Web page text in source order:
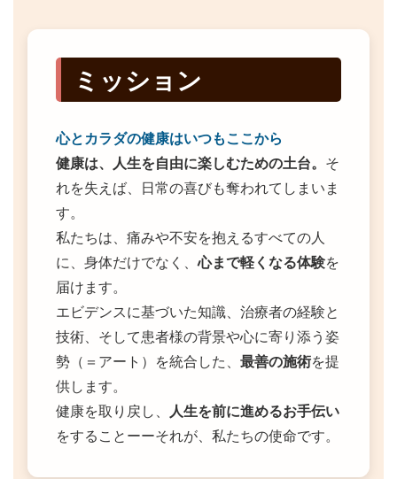
ミッション
心とカラダの健康はいつもここから
健康は、人生を自由に楽しむための土台。 そ
れを失えば、日常の喜びも奪われてしまいま
す。
私たちは、痛みや不安を抱えるすべての人
に、身体だけでなく、心まで軽くなる体験を
届けます。
エビデンスに基づいた知識、治療者の経験と
技術、そして患者様の背景や心に寄り添う姿
勢（＝アート）を統合した、 最善の施術を提
供します。
健康を取り戻し、
人生を前に進めるお手伝い
をすることーーそれが、私たちの使命です。